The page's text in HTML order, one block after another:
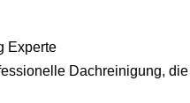
Experte
Dachreinigung, die